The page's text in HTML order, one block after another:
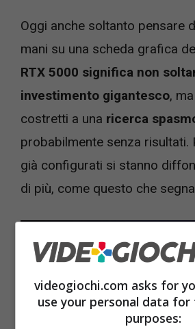
Oggi anche soltanto pensare
mani su una scheda grafica
RTX 5000 significa non
investimento gigantesco,
costretti a una ricerca
probabilmente senza risultati.
già configurati si stanno
di più, come questo che
videogiochi.com asks for
use your personal data
purposes: